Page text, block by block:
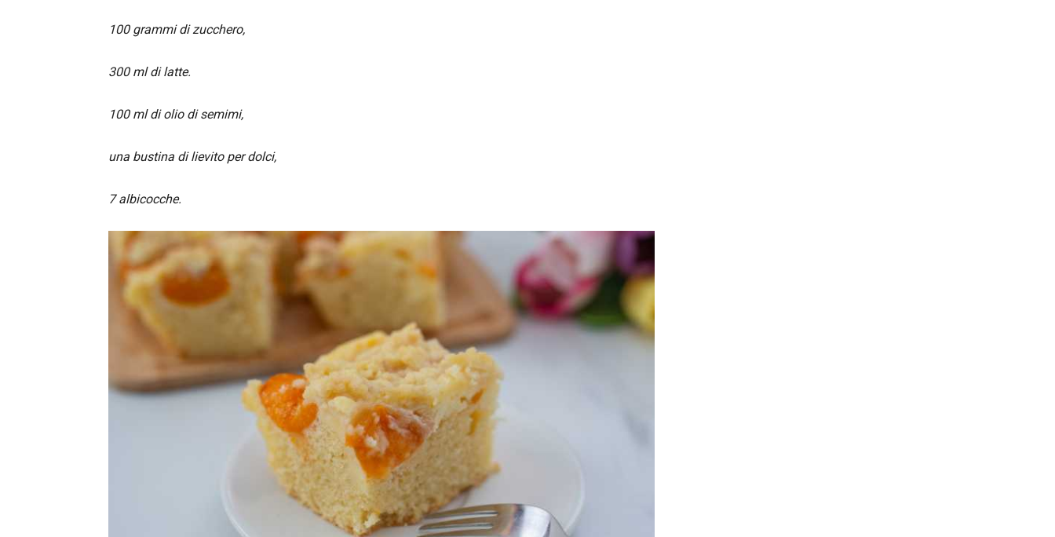
100 grammi di zucchero,
300 ml di latte.
100 ml di olio di semimi,
una bustina di lievito per dolci,
7 albicocche.